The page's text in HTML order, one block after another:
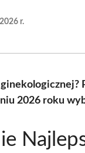
r.
2026 roku